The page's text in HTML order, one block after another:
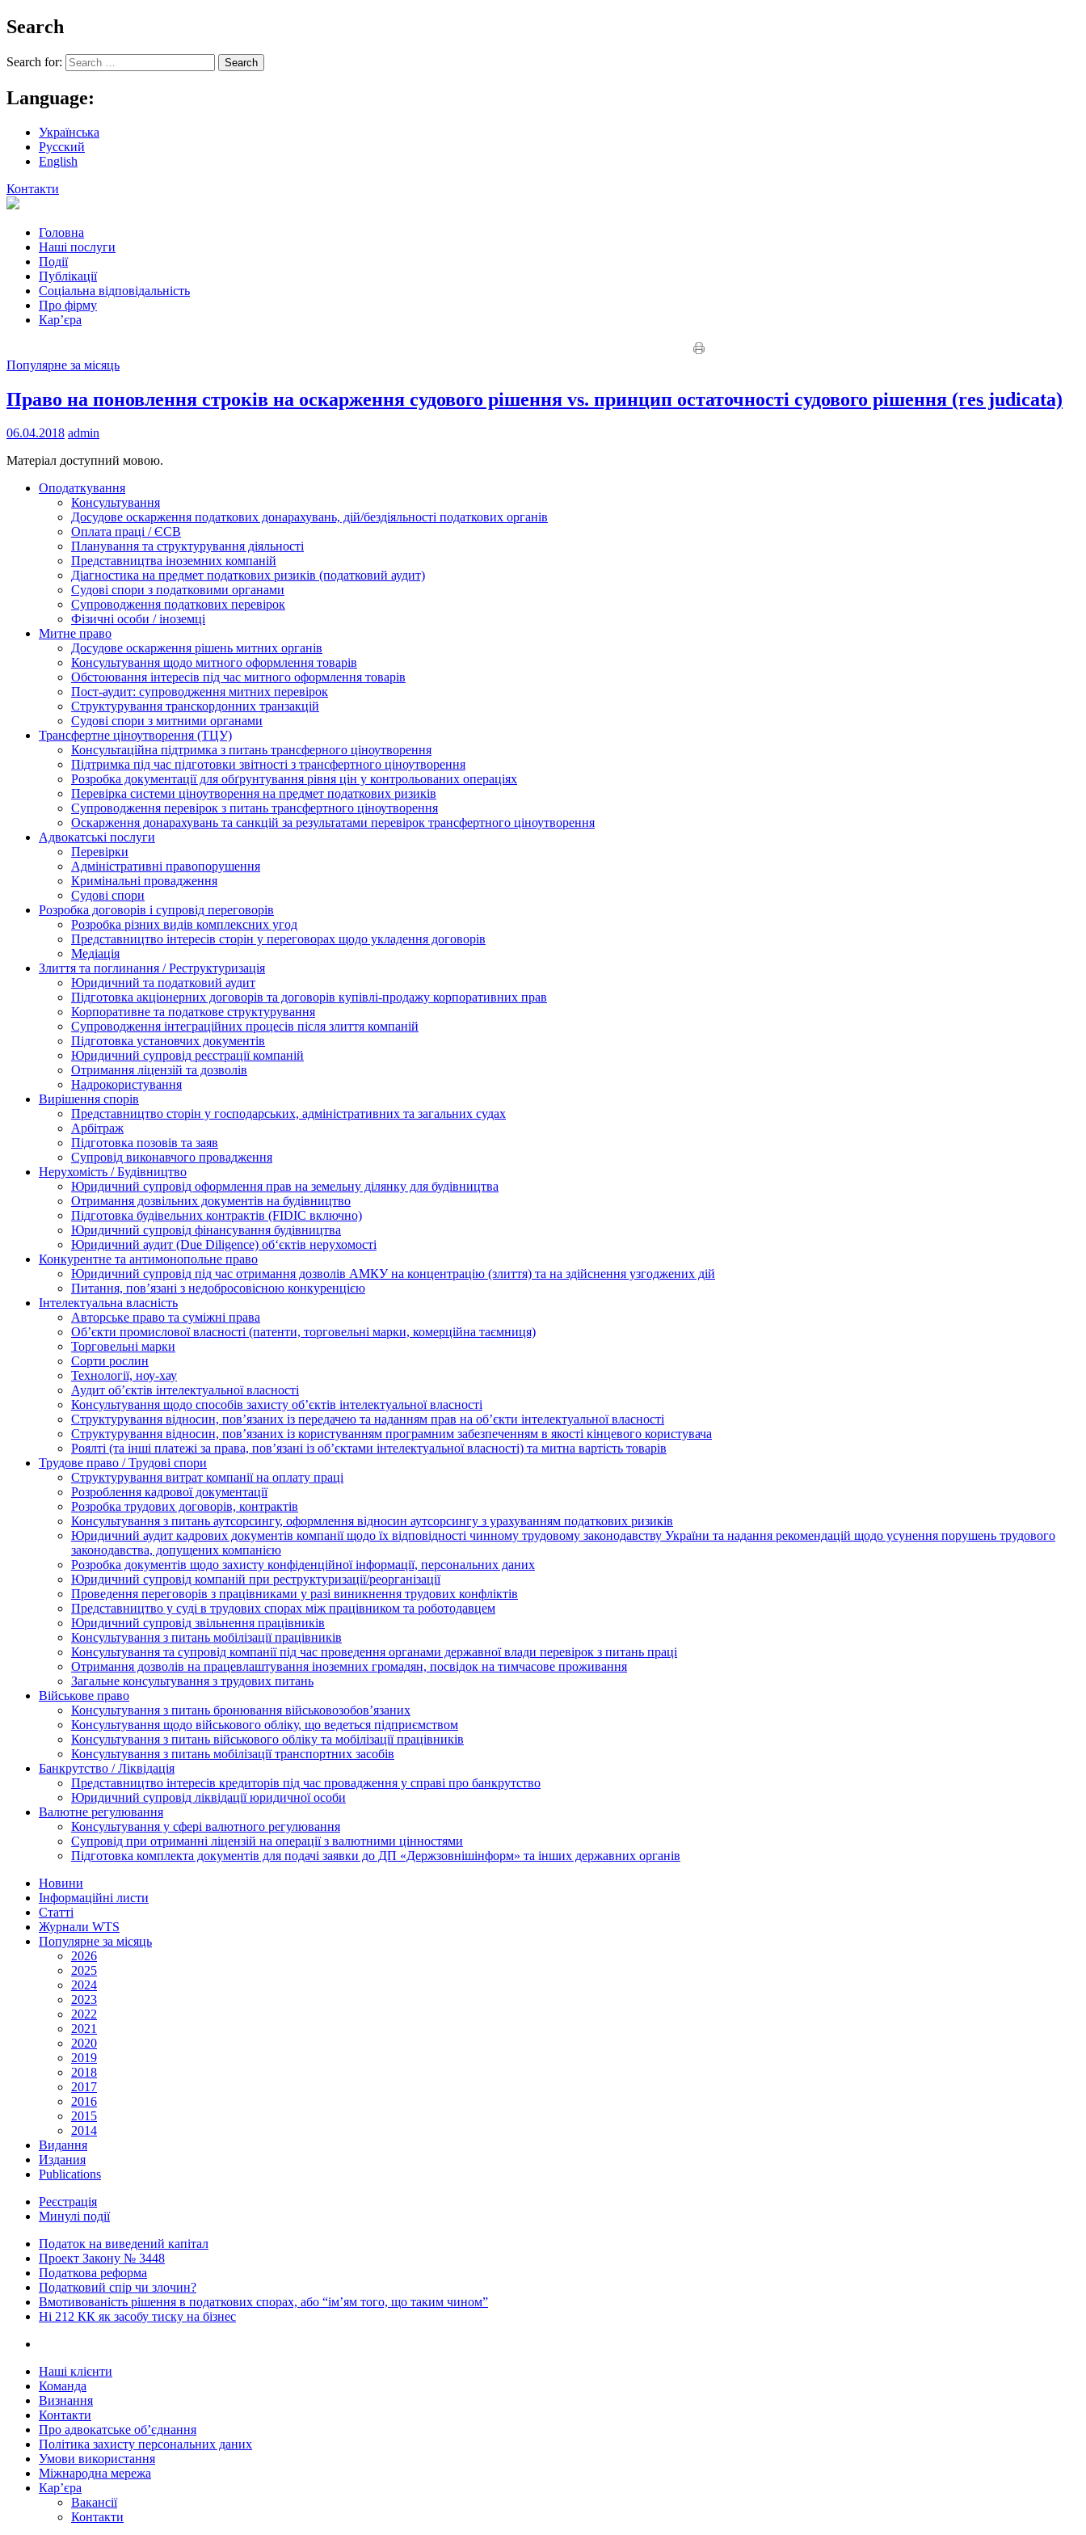
Search
Search for:
Language:
Українська
Русский
English
Контакти
Головна
Наші послуги
Події
Публікації
Соціальна відповідальність
Про фiрму
Кар’єра
Популярне за місяць
Право на поновлення строків на оскарження судового рішення vs. принцип остаточності судового рішення (res judicata)
06.04.2018 admin
Матеріал доступний мовою.
Оподаткування
Консультування
Досудове оскарження податкових донарахувань, дій/бездіяльності податкових органів
Оплата праці / ЄСВ
Планування та структурування діяльності
Представництва іноземних компаній
Діагностика на предмет податкових ризиків (податковий аудит)
Судові спори з податковими органами
Супроводження податкових перевірок
Фізичні особи / іноземці
Митне право
Досудове оскарження рішень митних органів
Консультування щодо митного оформлення товарів
Обстоювання інтересів під час митного оформлення товарів
Пост-аудит: супроводження митних перевірок
Структурування транскордонних транзакцій
Судові спори з митними органами
Трансфертне ціноутворення (ТЦУ)
Консультаційна підтримка з питань трансферного ціноутворення
Підтримка під час підготовки звітності з трансфертного ціноутворення
Розробка документації для обґрунтування рівня цін у контрольованих операціях
Перевірка системи ціноутворення на предмет податкових ризиків
Супроводження перевірок з питань трансфертного ціноутворення
Оскарження донарахувань та санкцій за результатами перевірок трансфертного ціноутворення
Адвокатські послуги
Перевірки
Адміністративні правопорушення
Кримінальні провадження
Судові спори
Розробка договорів і супровід переговорів
Розробка різних видів комплексних угод
Представництво інтересів сторін у переговорах щодо укладення договорів
Медіація
Злиття та поглинання / Реструктуризація
Юридичний та податковий аудит
Підготовка акціонерних договорів та договорів купівлі-продажу корпоративних прав
Корпоративне та податкове структурування
Супроводження інтеграційних процесів після злиття компаній
Підготовка установчих документів
Юридичний супровід реєстрації компаній
Отримання ліцензій та дозволів
Надрокористування
Вирішення спорів
Представництво сторін у господарських, адміністративних та загальних судах
Арбітраж
Підготовка позовів та заяв
Супровід виконавчого провадження
Нерухомість / Будівництво
Юридичний супровід оформлення прав на земельну ділянку для будівництва
Отримання дозвільних документів на будівництво
Підготовка будівельних контрактів (FIDIC включно)
Юридичний супровід фінансування будівництва
Юридичний аудит (Due Diligence) об‘єктів нерухомості
Конкурентне та антимонопольне право
Юридичний супровід під час отримання дозволів АМКУ на концентрацію (злиття) та на здійснення узгоджених дій
Питання, пов’язані з недобросовісною конкуренцією
Інтелектуальна власність
Авторське право та суміжні права
Oб’єкти промислової власності (патенти, торговельні марки, комерційна таємниця)
Торговельні марки
Сорти рослин
Технології, ноу-хау
Аудит об’єктів інтелектуальної власності
Консультування щодо способів захисту об’єктів інтелектуальної власності
Структурування відносин, пов’язаних із передачею та наданням прав на об’єкти інтелектуальної власності
Структурування відносин, пов’язаних із користуванням програмним забезпеченням в якості кінцевого користувача
Роялті (та інші платежі за права, пов’язані із об’єктами інтелектуальної власності) та митна вартість товарів
Трудове право / Трудові спори
Cтруктурування витрат компанії на оплату праці
Розроблення кадрової документації
Розробка трудових договорів, контрактів
Консультування з питань аутсорсингу, оформлення відносин аутсорсингу з урахуванням податкових ризиків
Юридичний аудит кадрових документів компанії щодо їх відповідності чинному трудовому законодавству України та надання рекомендацій щодо усунення порушень трудового
законодавства, допущених компанією
Розробка документів щодо захисту конфіденційної інформації, персональних даних
Юридичний супровід компаній при реструктуризації/реорганізації
Проведення переговорів з працівниками у разі виникнення трудових конфліктів
Представництво у суді в трудових спорах між працівником та роботодавцем
Юридичний супровід звільнення працівників
Консультування з питань мобілізації працівників
Консультування та супровід компанії під час проведення органами державної влади перевірок з питань праці
Отримання дозволів на працевлаштування іноземних громадян, посвідок на тимчасове проживання
Загальне консультування з трудових питань
Військове право
Консультування з питань бронювання військовозобов’язаних
Консультування щодо військового обліку, що ведеться підприємством
Консультування з питань військового обліку та мобілізації працівників
Консультування з питань мобілізації транспортних засобів
Банкрутство / Ліквідація
Представництво інтересів кредиторів під час провадження у справі про банкрутство
Юридичний супровід ліквідації юридичної особи
Валютне регулювання
Консультування у сфері валютного регулювання
Супровід при отриманні ліцензій на операції з валютними цінностями
Підготовка комплекта документів для подачі заявки до ДП «Держзовнішінформ» та інших державних органів
Новини
Інформаційні листи
Статті
Журнали WTS
Популярне за місяць
2026
2025
2024
2023
2022
2021
2020
2019
2018
2017
2016
2015
2014
Видання
Издания
Publications
Реєстрація
Минулі події
Податок на виведений капітал
Проект Закону № 3448
Податкова реформа
Податковий спір чи злочин?
Вмотивованість рішення в податкових спорах, або “ім’ям того, що таким чином”
Ні 212 КК як засобу тиску на бізнес
Наші клієнти
Команда
Визнання
Контакти
Про адвокатське об’єднання
Політика захисту персональних даних
Умови використання
Міжнародна мережа
Кар’єра
Вакансії
Контакти